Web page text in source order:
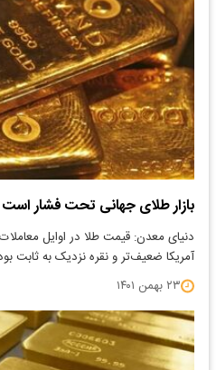
بازار طلای جهانی تحت فشار است
دنیای معدن: قیمت طلا در اوایل
آمریکا ضعیف‌تر و نقره نزدیک به ثابت
۲۳ بهمن ۱۴۰۱